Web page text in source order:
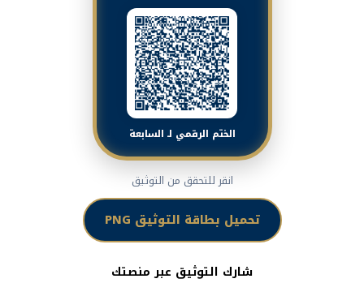
الختم الرقمي لـ السابعة
انقر للتحقق من التوثيق
تحميل بطاقة التوثيق PNG
شارك التوثيق عبر منصتك